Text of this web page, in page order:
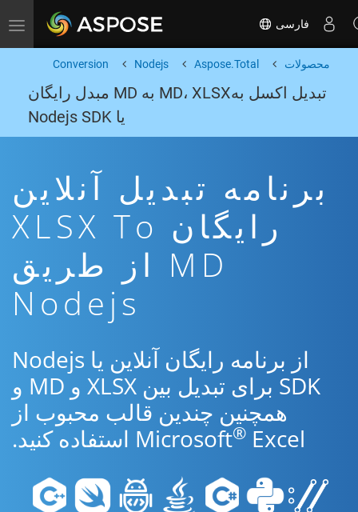
Toggle navigation فارسی
محصولات Aspose.Total
Nodejs
Conversion
تبدیل اکسل بهMD، XLSX به MD مبدل رایگان
یا Nodejs SDK
برنامه تبدیل آنلاین
رایگان XLSX To
MD از طریق
Nodejs
از برنامه رایگان آنلاین یا Nodejs
SDK برای تبدیل بین XLSX و MD و
همچنین چندین قالب محبوب از
Microsoft® Excel استفاده کنید.